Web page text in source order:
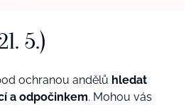
5.)
ochranou andělů hledat
a odpočinkem. Mohou vás